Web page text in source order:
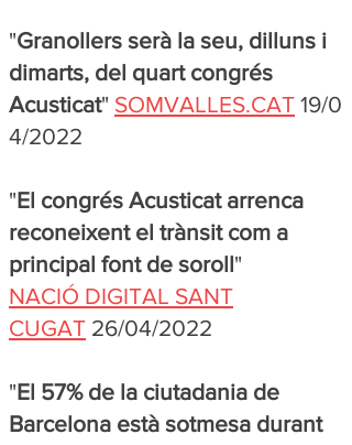
"Granollers serà la seu, dilluns i
dimarts, del quart congrés
Acusticat" SOMVALLES.CAT 19/0
4/2022
"El congrés Acusticat arrenca
reconeixent el trànsit com a
principal font de soroll"
NACIÓ DIGITAL SANT
CUGAT 26/04/2022
"El 57% de la ciutadania de
Barcelona està sotmesa durant